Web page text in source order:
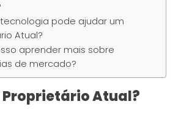
pode ajudar um
Atual?
aprender mais sobre
de mercado?
Proprietário Atual?